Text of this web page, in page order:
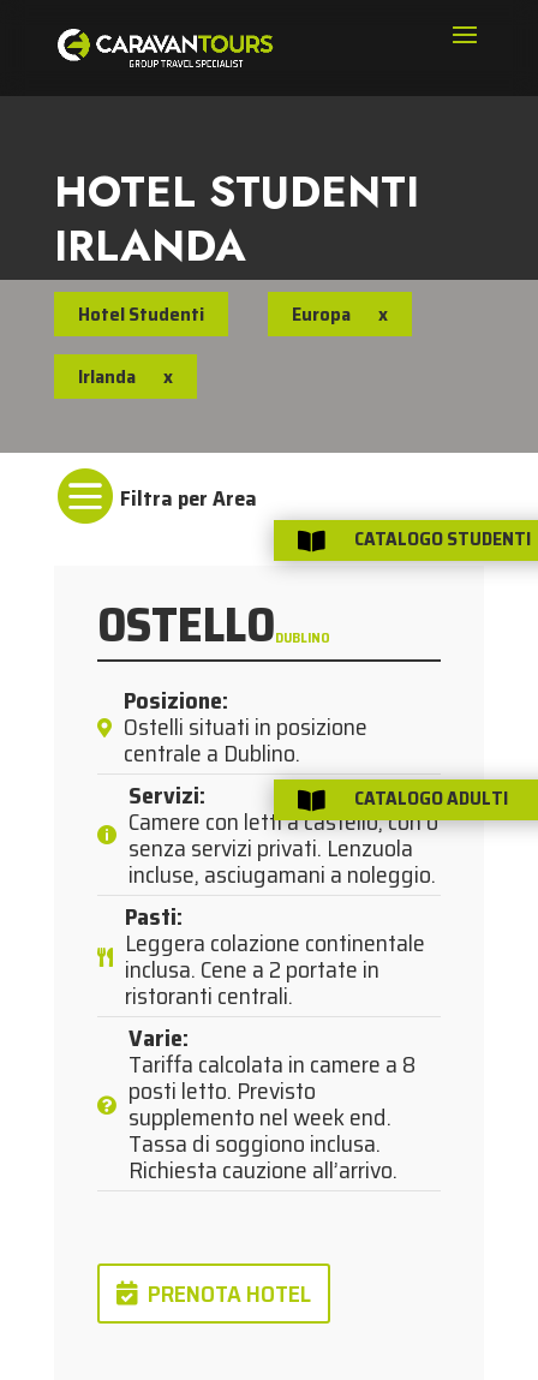
HOTEL STUDENTI
IRLANDA
Hotel Studenti Europa x
Irlanda x

OSTELLODUBLINO
Posizione:
Ostelli situati in posizione
centrale a Dublino.
Servizi:
Camere con letti a castello, con o
senza servizi privati. Lenzuola
incluse, asciugamani a noleggio.
Pasti:
Leggera colazione continentale
inclusa. Cene a 2 portate in
ristoranti centrali.
Varie:
Tariffa calcolata in camere a 8
posti letto. Previsto
supplemento nel week end.
Tassa di soggiono inclusa.
Richiesta cauzione all’arrivo.
PRENOTA HOTEL
 CATALOGO STUDENTI
 CATALOGO ADULTI